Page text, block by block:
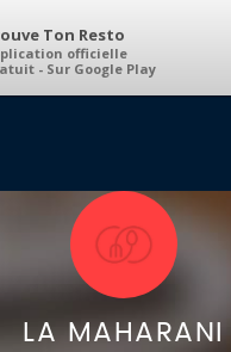
Ton Resto
officielle
- Sur Google Play
LA MAHARANI